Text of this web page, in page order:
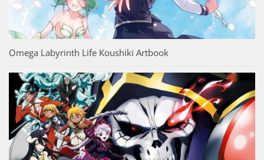
Omega Labyrinth Life Koushiki Artbook